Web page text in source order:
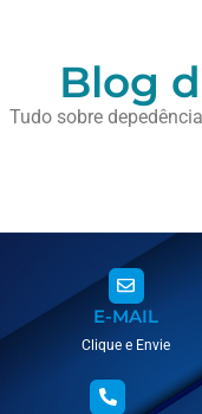
Blog
Tudo sobre
E-MAIL
Clique e Envie